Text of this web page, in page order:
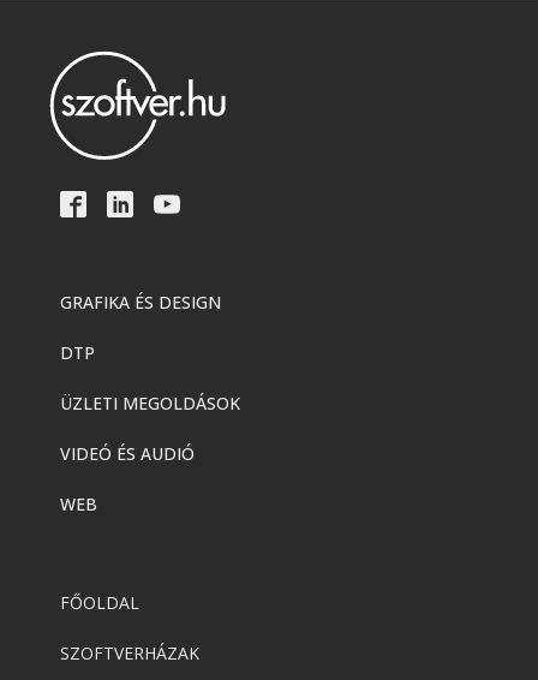
GRAFIKA ÉS DESIGN
DTP
ÜZLETI MEGOLDÁSOK
VIDEÓ ÉS AUDIÓ
WEB
FŐOLDAL
SZOFTVERHÁZAK